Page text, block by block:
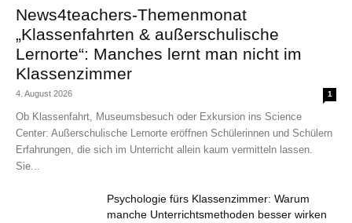
News4teachers-Themenmonat
„Klassenfahrten & außerschulische
Lernorte“: Manches lernt man nicht im
Klassenzimmer
4. August 2026 1
Ob Klassenfahrt, Museumsbesuch oder Exkursion ins Science
Center: Außerschulische Lernorte eröffnen Schülerinnen und Schülern
Erfahrungen, die sich im Unterricht allein kaum vermitteln lassen.
Sie...
Psychologie fürs Klassenzimmer: Warum
manche Unterrichtsmethoden besser wirken